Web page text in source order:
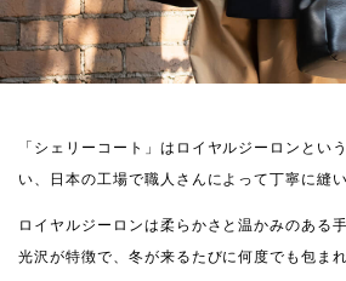
「シェリーコート」はロイヤルジーロンとい
い、日本の工場で職人さんによって丁寧に縫
ロイヤルジーロンは柔らかさと温かみのある
光沢が特徴で、冬が来るたびに何度でも包ま